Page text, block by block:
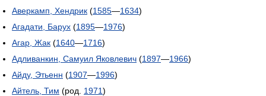
Аверкамп, Хендрик (1585—1634)
Агадати, Барух (1895—1976)
Агар, Жак (1640—1716)
Адливанкин, Самуил Яковлевич (1897—1966)
Айду, Этьенн (1907—1996)
Айтель, Тим (род. 1971)